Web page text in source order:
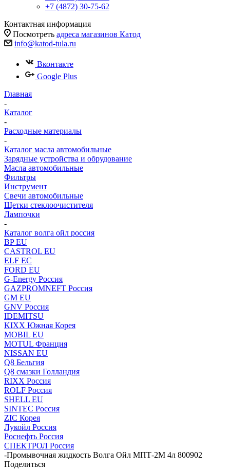
+7 (4872) 30-75-62
Контактная информация
Посмотреть адреса магазинов Катод
info@katod-tula.ru
Вконтакте
Google Plus
Главная
-
Каталог
-
Расходные материалы
-
Каталог масла автомобильные
Зарядные устройства и обрудование
Масла автомобильные
Фильтры
Инструмент
Свечи автомобильные
Щетки стеклоочистителя
Лампочки
-
Каталог волга ойл россия
BP EU
CASTROL EU
ELF EC
FORD EU
G-Energy Россия
GAZPROMNEFT Россия
GM EU
GNV Россия
IDEMITSU
KIXX Южная Корея
MOBIL EU
MOTUL Франция
NISSAN EU
Q8 Бельгия
Q8 смазки Голландия
RIXX Россия
ROLF Россия
SHELL EU
SINTEC Россия
ZIC Корея
Лукойл Россия
Роснефть Россия
СПЕКТРОЛ Россия
-Промывочная жидкость Волга Ойл МПТ-2М 4л 800902
Поделиться